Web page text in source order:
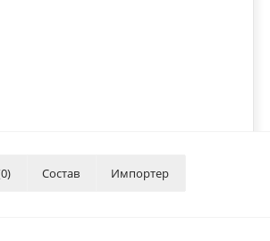
Состав Импортер